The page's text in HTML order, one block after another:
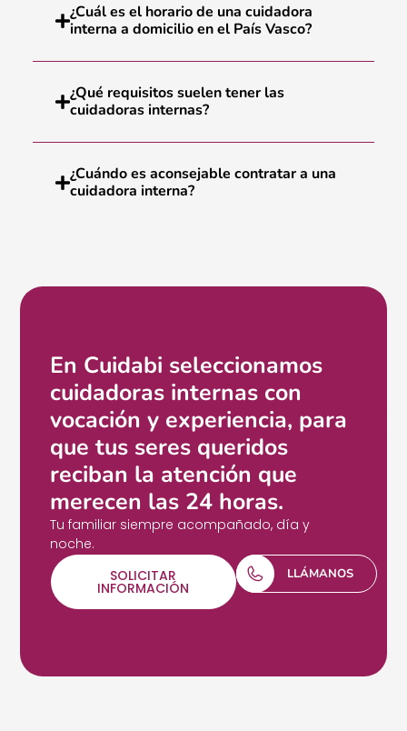
¿Cuál es el horario de una cuidadora
interna a domicilio en el País Vasco?
¿Qué requisitos suelen tener las
cuidadoras internas?
¿Cuándo es aconsejable contratar a una
cuidadora interna?
En Cuidabi seleccionamos
cuidadoras internas con
vocación y experiencia, para
que tus seres queridos
reciban la atención que
merecen las 24 horas.
Tu familiar siempre acompañado, día y
noche.
SOLICITAR
INFORMACIÓN
LLÁMANOS